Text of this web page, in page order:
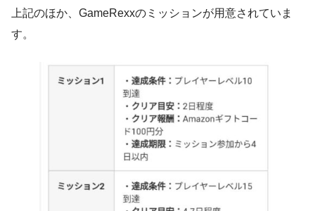
上記のほか、GameRexxのミッションが用意されていま
す。